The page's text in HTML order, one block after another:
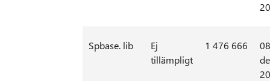
Spbase. lib
Ej
tillämpligt
1 476 666